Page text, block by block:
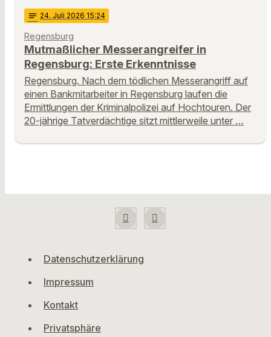
notes 24. Juli 2026 15:24
Regensburg
Mutmaßlicher Messerangreifer in
Regensburg: Erste Erkenntnisse
Regensburg. Nach dem tödlichen Messerangriff auf
einen Bankmitarbeiter in Regensburg laufen die
Ermittlungen der Kriminalpolizei auf Hochtouren. Der
20-jährige Tatverdächtige sitzt mittlerweile unter …
Datenschutzerklärung
Impressum
Kontakt
Privatsphäre